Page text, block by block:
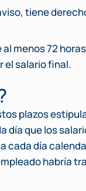
tiene
menos 72
el salario final.
plazos
día que los
cada día
habría